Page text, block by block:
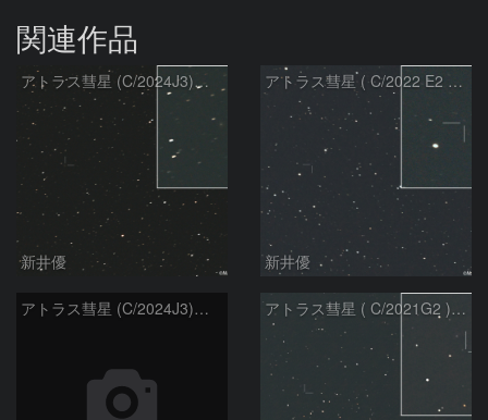
関連作品
アトラス彗星 (C/2024J3)：2026/08/05
新井優
アトラス彗星 ( C/2022 E2 )：2026/07/27
新井優
アトラス彗星 (C/2024J3)：2026/07/26 アトラス彗星 ( C/2021G2 )：2026/07/09